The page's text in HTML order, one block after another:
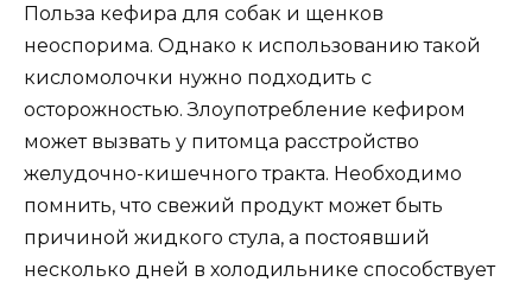
Польза кефира для собак и щенков
неоспорима. Однако к использованию такой
кисломолочки нужно подходить с
осторожностью. Злоупотребление кефиром
может вызвать у питомца расстройство
желудочно-кишечного тракта. Необходимо
помнить, что свежий продукт может быть
причиной жидкого стула, а постоявший
несколько дней в холодильнике способствует